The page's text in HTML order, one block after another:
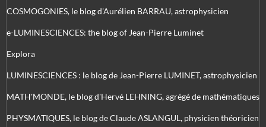
COSMOGONIES, le blog d'Aurélien BARRAU, astrophysicien
e-LUMINESCIENCES: the blog of Jean-Pierre Luminet
Explora
LUMINESCIENCES : le blog de Jean-Pierre LUMINET, astrophysicien
MATH'MONDE, le blog d'Hervé LEHNING, agrégé de mathématiques
PHYSMATIQUES, le blog de Claude ASLANGUL, physicien théoricien